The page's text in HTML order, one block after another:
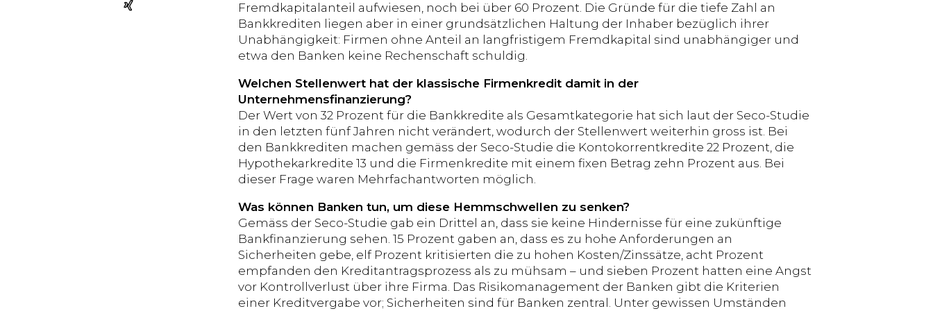
Fremdkapitalanteil aufwiesen, noch bei über 60 Prozent. Die Gründe für die tiefe Zahl an
Bankkrediten liegen aber in einer grundsätzlichen Haltung der Inhaber bezüglich ihrer
Unabhängigkeit: Firmen ohne Anteil an langfristigem Fremdkapital sind unabhängiger und
etwa den Banken keine Rechenschaft schuldig.
Welchen Stellenwert hat der klassische Firmenkredit damit in der
Unternehmensfinanzierung?
Der Wert von 32 Prozent für die Bankkredite als Gesamtkategorie hat sich laut der Seco-Studie
in den letzten fünf Jahren nicht verändert, wodurch der Stellenwert weiterhin gross ist. Bei
den Bankkrediten machen gemäss der Seco-Studie die Kontokorrentkredite 22 Prozent, die
Hypothekarkredite 13 und die Firmenkredite mit einem fixen Betrag zehn Prozent aus. Bei
dieser Frage waren Mehrfachantworten möglich.
Was können Banken tun, um diese Hemmschwellen zu senken?
Gemäss der Seco-Studie gab ein Drittel an, dass sie keine Hindernisse für eine zukünftige
Bankfinanzierung sehen. 15 Prozent gaben an, dass es zu hohe Anforderungen an
Sicherheiten gebe, elf Prozent kritisierten die zu hohen Kosten/Zinssätze, acht Prozent
empfanden den Kreditantragsprozess als zu mühsam – und sieben Prozent hatten eine Angst
vor Kontrollverlust über ihre Firma. Das Risikomanagement der Banken gibt die Kriterien
einer Kreditvergabe vor; Sicherheiten sind für Banken zentral. Unter gewissen Umständen